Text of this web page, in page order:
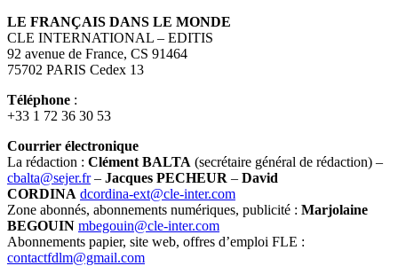
LE FRANÇAIS DANS LE MONDE
CLE INTERNATIONAL – EDITIS
92 avenue de France, CS 91464
75702 PARIS Cedex 13
Téléphone :
+33 1 72 36 30 53
Courrier électronique
La rédaction : Clément BALTA (secrétaire général de rédaction) –
cbalta@sejer.fr– Jacques PECHEUR – David
CORDINA dcordina-ext@cle-inter.com
Zone abonnés, abonnements numériques, publicité : Marjolaine
BEGOUIN mbegouin@cle-inter.com
Abonnements papier, site web, offres d’emploi FLE :
contactfdlm@gmail.com